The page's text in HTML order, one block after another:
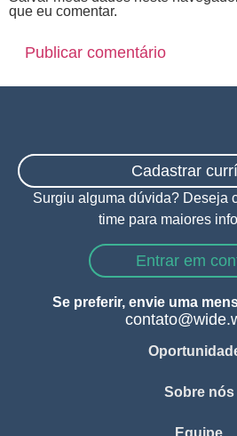
que eu comentar.
Cadastrar
Surgiu alguma dúvida? Deseja
time para maiores
Entrar em
Se preferir, envie uma
Sobre nós
Equipe